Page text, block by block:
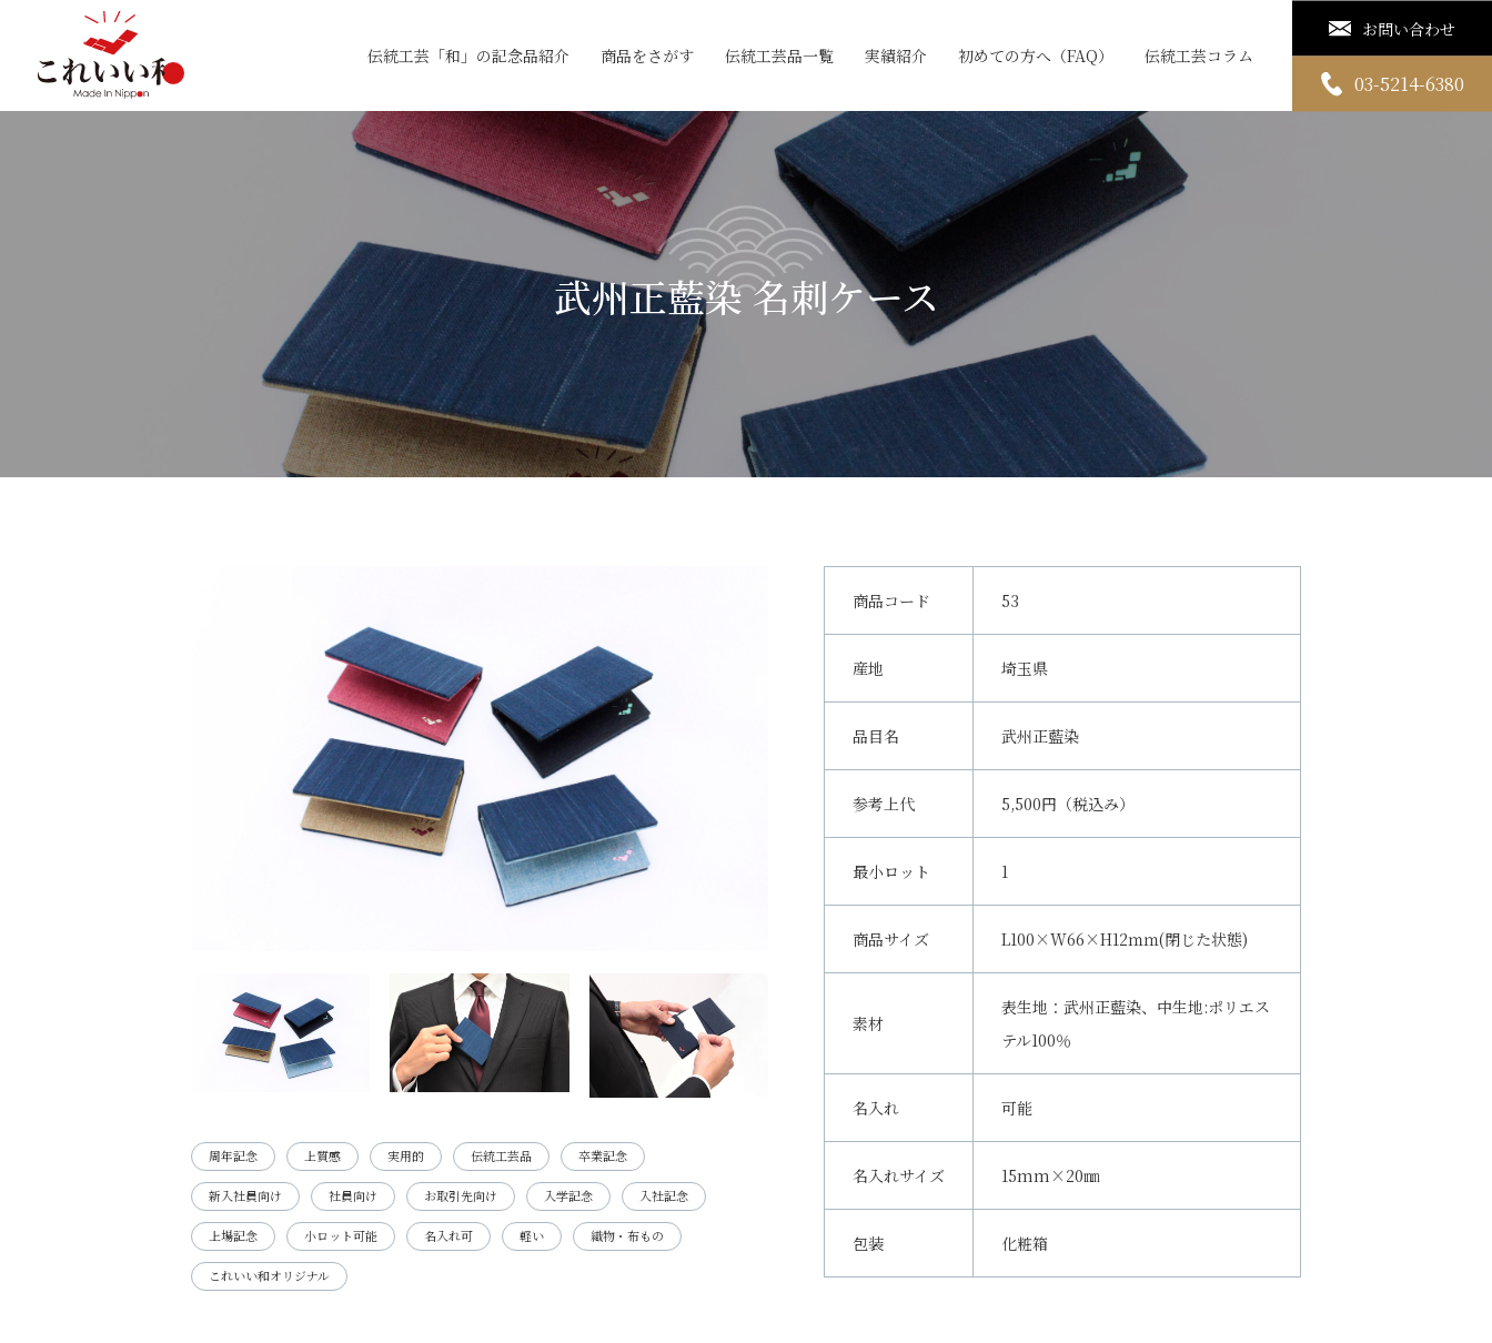
伝統工芸「和」の記念品紹介 商品をさがす 伝統工芸品一覧 実績紹介 初めての方へ（FAQ） 伝統工芸コラム
お問い合わせ
03-5214-6380
武州正藍染 名刺ケース
周年記念 上質感 実用的 伝統工芸品 卒業記念
新入社員向け 社員向け お取引先向け 入学記念 入社記念
上場記念 小ロット可能 名入れ可 軽い 織物・布もの
これいい和オリジナル
商品コード 53
産地 埼玉県
品目名 武州正藍染
参考上代 5,500円（税込み）
最小ロット 1
商品サイズ L100×W66×H12ｍｍ(閉じた状態)
素材
表生地：武州正藍染、中生地:ポリエス
テル100％
名入れ 可能
名入れサイズ 15mm×20㎜
包装 化粧箱